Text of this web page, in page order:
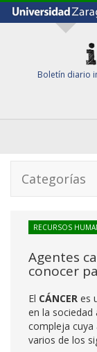
Boletín diario
Categorías
RECURSOS
Agentes
conocer
El CÁNCER es
en la sociedad
compleja cuya
varios de los